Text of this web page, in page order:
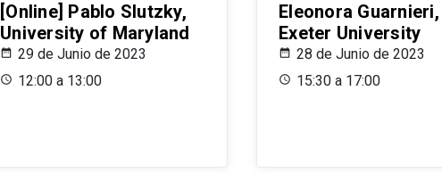
[Online] Pablo Slutzky,
University of Maryland
29 de Junio de 2023
12:00 a 13:00
Eleonora Guarnieri,
Exeter University
28 de Junio de 2023
15:30 a 17:00